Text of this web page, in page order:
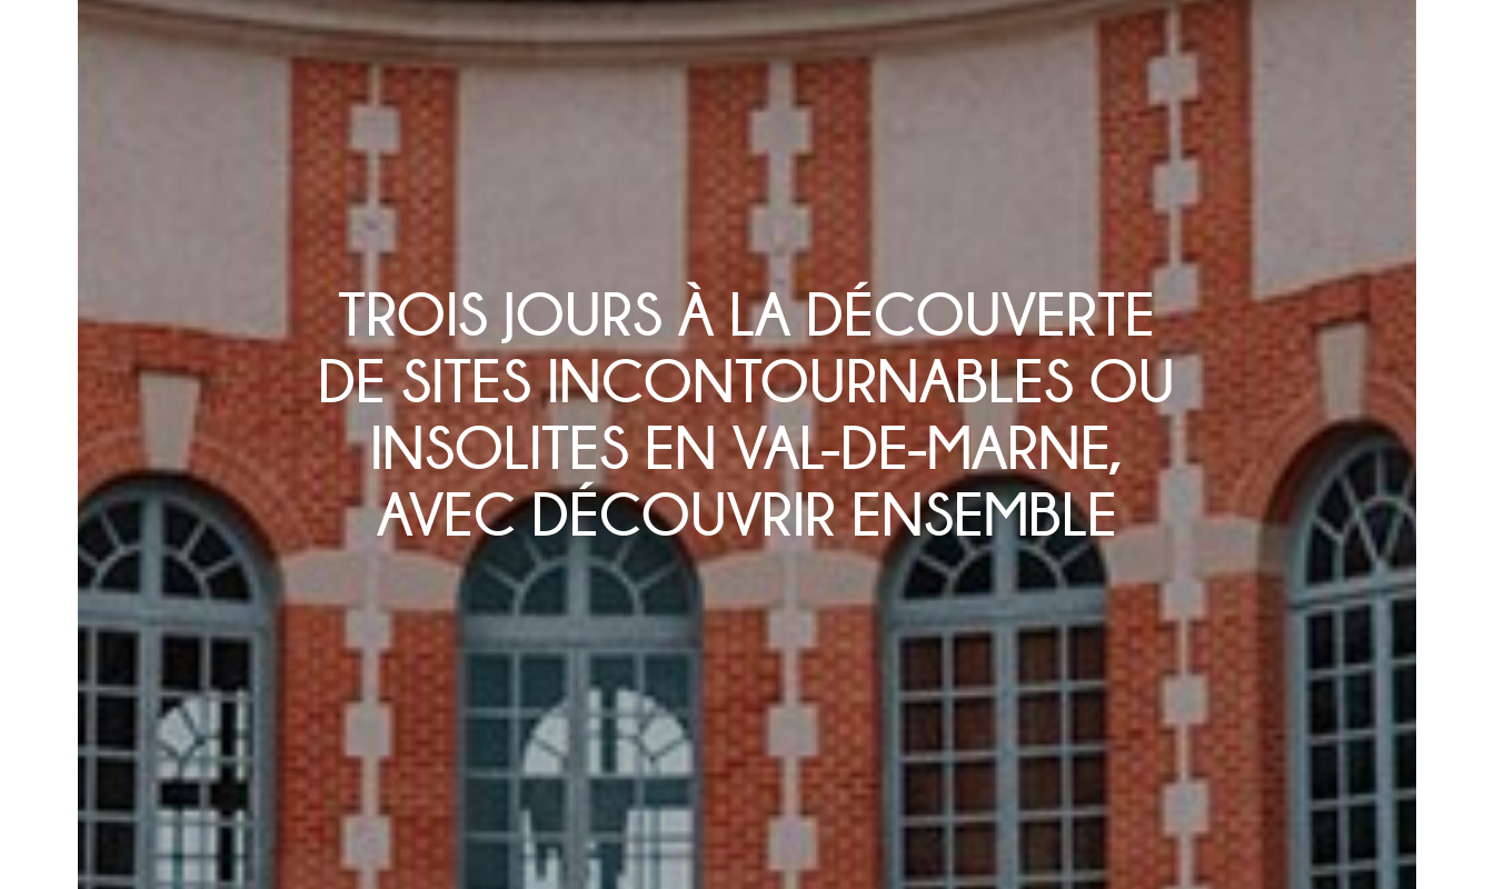
TROIS JOURS À LA DÉCOUVERTE
DE SITES INCONTOURNABLES OU
INSOLITES EN VAL-DE-MARNE,
AVEC DÉCOUVRIR ENSEMBLE